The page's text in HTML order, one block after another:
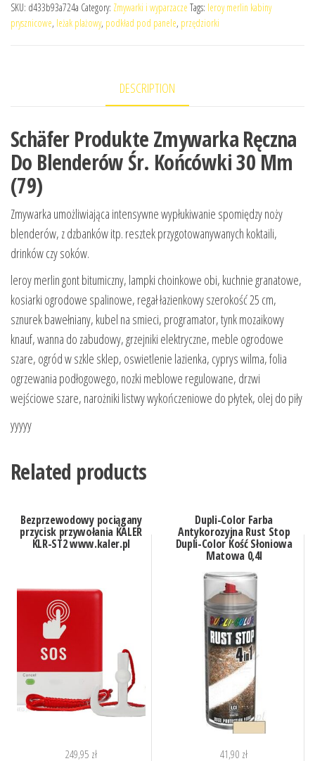
SKU: d433b93a724a Category: Zmywarki i wyparzacze Tags: leroy merlin kabiny
prysznicowe, leżak plażowy, podkład pod panele, przędziorki
DESCRIPTION
Schäfer Produkte Zmywarka Ręczna
Do Blenderów Śr. Końcówki 30 Mm
(79)
Zmywarka umożliwiająca intensywne wypłukiwanie spomiędzy noży
blenderów, z dzbanków itp. resztek przygotowanywanych koktaili,
drinków czy soków.
leroy merlin gont bitumiczny, lampki choinkowe obi, kuchnie granatowe,
kosiarki ogrodowe spalinowe, regał łazienkowy szerokość 25 cm,
sznurek bawełniany, kubel na smieci, programator, tynk mozaikowy
knauf, wanna do zabudowy, grzejniki elektryczne, meble ogrodowe
szare, ogród w szkle sklep, oswietlenie lazienka, cyprys wilma, folia
ogrzewania podłogowego, nozki meblowe regulowane, drzwi
wejściowe szare, narożniki listwy wykończeniowe do płytek, olej do piły
yyyyy
Related products
Bezprzewodowy pociągany
przycisk przywołania KALER
KLR-ST2 www.kaler.pl
249,95 zł
Dupli-Color Farba
Antykorozyjna Rust Stop
Dupli-Color Kość Słoniowa
Matowa 0,4l
41,90 zł